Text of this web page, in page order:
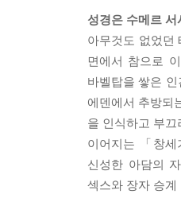
성경은 수메르 서
아무것도 없었던
면에서 참으로
바벨탑을 쌓은
에덴에서 추방되
을 인식하고 부
이어지는 「창
신성한 아담의
섹스와 장자 승